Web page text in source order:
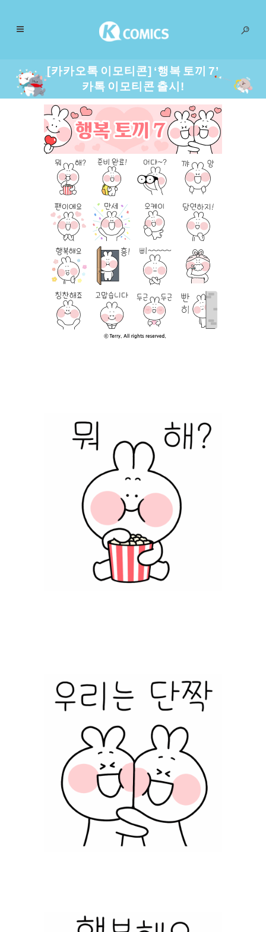
[카카오톡 이모티콘] ‘행복 토끼 7’
카톡 이모티콘 출시!